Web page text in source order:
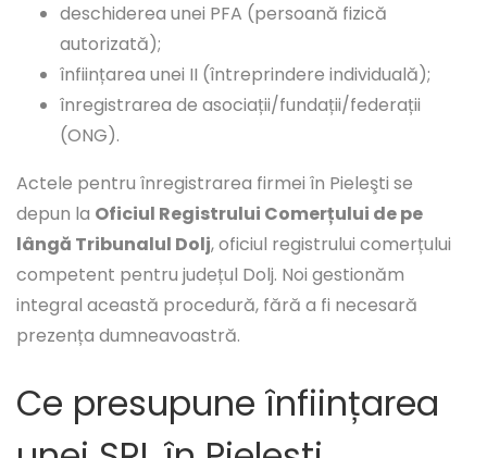
deschiderea unei PFA (persoană fizică
autorizată);
înființarea unei II (întreprindere individuală);
înregistrarea de asociații/fundații/federații
(ONG).
Actele pentru înregistrarea firmei în Pieleşti se
depun la Oficiul Registrului Comerțului de pe
lângă Tribunalul Dolj, oficiul registrului comerțului
competent pentru județul Dolj. Noi gestionăm
integral această procedură, fără a fi necesară
prezența dumneavoastră.
Ce presupune înființarea